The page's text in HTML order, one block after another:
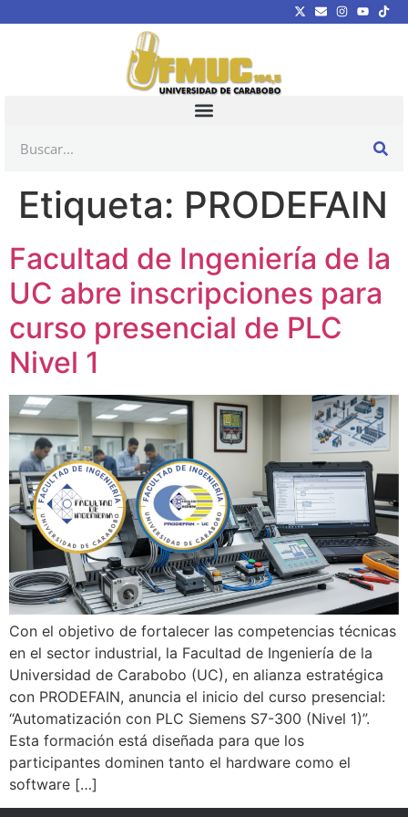
Etiqueta: PRODEFAIN
Facultad de Ingeniería de la
UC abre inscripciones para
curso presencial de PLC
Nivel 1
Con el objetivo de fortalecer las competencias técnicas
en el sector industrial, la Facultad de Ingeniería de la
Universidad de Carabobo (UC), en alianza estratégica
con PRODEFAIN, anuncia el inicio del curso presencial:
“Automatización con PLC Siemens S7-300 (Nivel 1)”.
Esta formación está diseñada para que los
participantes dominen tanto el hardware como el
software […]